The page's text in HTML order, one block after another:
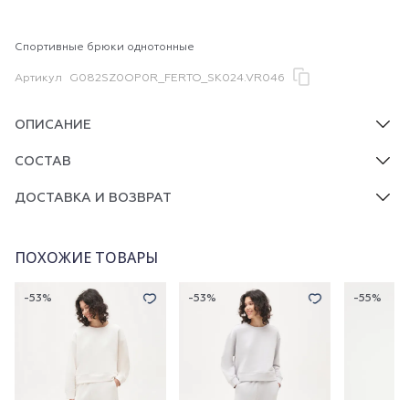
Спортивные брюки однотонные
Артикул G082SZ0OP0R_FERTO_SK024.VR046
ОПИСАНИЕ
СОСТАВ
ДОСТАВКА И ВОЗВРАТ
ПОХОЖИЕ ТОВАРЫ
-53% -53% -55%